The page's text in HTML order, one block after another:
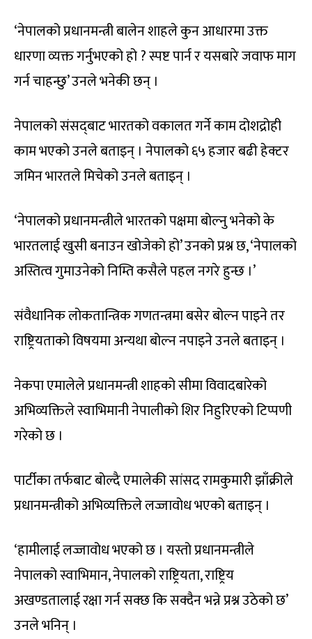
‘नेपालको प्रधानमन्त्री बालेन शाहले कुन आधारमा उक्त
धारणा व्यक्त गर्नुभएको हो ? स्पष्ट पार्न र यसबारे जवाफ माग
गर्न चाहन्छु’ उनले भनेकी छन् ।
नेपालको संसद्‍बाट भारतको वकालत गर्ने काम दोशद्रोही
काम भएको उनले बताइन् । नेपालको ६५ हजार बढी हेक्टर
जमिन भारतले मिचेको उनले बताइन् ।
‘नेपालको प्रधानमन्त्रीले भारतको पक्षमा बोल्नु भनेको के
भारतलाई खुसी बनाउन खोजेको हो’ उनको प्रश्न छ, ‘नेपालको
अस्तित्व गुमाउनेको निम्ति कसैले पहल नगरे हुन्छ ।’
संवैधानिक लोकतान्त्रिक गणतन्त्रमा बसेर बोल्न पाइने तर
राष्ट्रियताको विषयमा अन्यथा बोल्न नपाइने उनले बताइन् ।
नेकपा एमालेले प्रधानमन्त्री शाहको सीमा विवादबारेको
अभिव्यक्तिले स्वाभिमानी नेपालीको शिर निहुरिएको टिप्पणी
गरेको छ ।
पार्टीका तर्फबाट बोल्दै एमालेकी सांसद रामकुमारी झाँक्रीले
प्रधानमन्त्रीको अभिव्यक्तिले लज्जावोध भएको बताइन् ।
‘हामीलाई लज्जावोध भएको छ । यस्तो प्रधानमन्त्रीले
नेपालको स्वाभिमान, नेपालको राष्ट्रियता, राष्ट्रिय
अखण्डतालाई रक्षा गर्न सक्छ कि सक्दैन भन्ने प्रश्न उठेको छ’
उनले भनिन् ।